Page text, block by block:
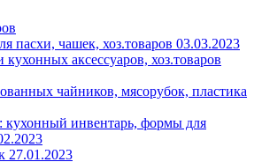
пасхи, чашек, хоз.товаров 03.03.2023
аксессуаров, хоз.товаров
чайников, мясорубок, пластика
кухонный инвентарь, формы для
27.01.2023